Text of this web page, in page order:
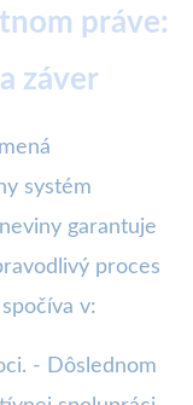
práve:
záver
systém
garantuje
proces
v:
- Dôslednom